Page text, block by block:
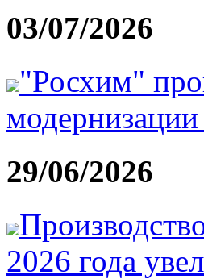
03/07/2026
"Росхим"
29/06/2026
2026 года